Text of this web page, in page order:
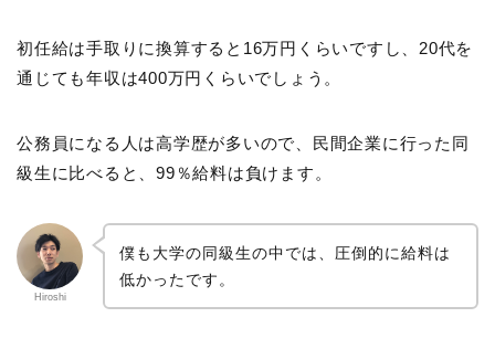
初任給は手取りに換算すると16万円くらいですし、20代を
通じても年収は400万円くらいでしょう。
公務員になる人は高学歴が多いので、民間企業に行った同
級生に比べると、99％給料は負けます。
Hiroshi
僕も大学の同級生の中では、圧倒的に給料は
低かったです。